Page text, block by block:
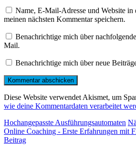
Name, E-Mail-Adresse und Website in
meinen nächsten Kommentar speichern.
Benachrichtige mich über
Mail.
Benachrichtige mich über neue
Diese Website verwendet Akismet, um
wie deine Kommentardaten verarbeitet
Beitragsnavigation
Nächster
Beitrag
Hochangepasste Ausführungsautomaten
Vorheriger
Beitrag
Online Coaching - Erste Erfahrungen mit
Beitrag